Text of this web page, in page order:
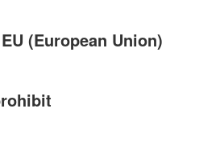
(European Union)